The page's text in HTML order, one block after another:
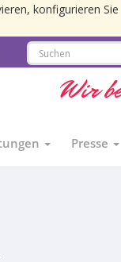
konfigurieren Sie
Wir
Presse